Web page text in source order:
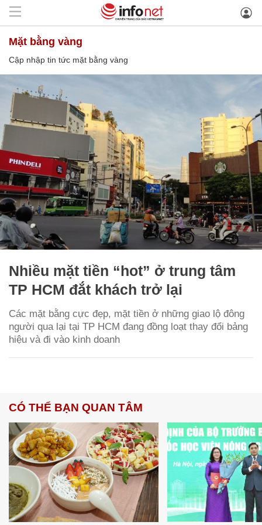
mặt bằng vàng
Cập nhập tin tức mặt bằng vàng
Nhiều mặt tiền “hot” ở trung tâm
TP HCM đắt khách trở lại
Các mặt bằng cực đẹp, mặt tiền ở những giao lộ đông
người qua lại tại TP HCM đang đồng loạt thay đổi bảng
hiệu và đi vào kinh doanh
CÓ THỂ BẠN QUAN TÂM